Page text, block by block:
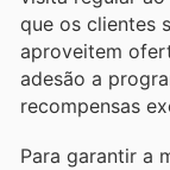
que os clientes
aproveitem
adesão a
recompensas
Para garantir a